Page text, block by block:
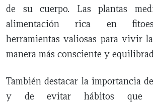
de su cuerpo. Las plantas
alimentación rica en
herramientas valiosas para vivir
manera más consciente y
También destacar la importancia
y de evitar hábitos que